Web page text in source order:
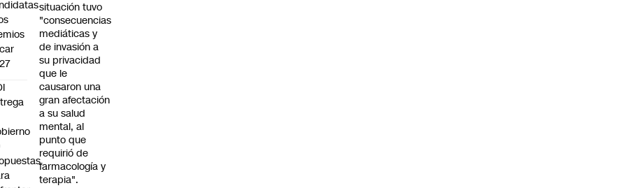
situación tuvo
"consecuencias
mediáticas y
de invasión a
su privacidad
que le
causaron una
gran afectación
a su salud
mental, al
punto que
requirió de
farmacología y
terapia".